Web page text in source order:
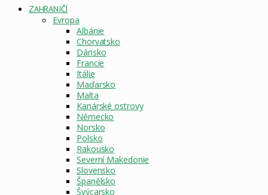
STRÁNKA
ZAHRANIČÍ
Evropa
Albánie
Chorvatsko
Dánsko
Francie
Itálie
Maďarsko
Malta
Kanárské ostrovy
Německo
Norsko
Polsko
Rakousko
Severní Makedonie
Slovensko
Španělsko
Švýcarsko